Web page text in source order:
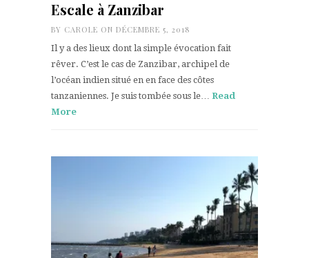
Escale à Zanzibar
BY CAROLE ON DÉCEMBRE 5, 2018
Il y a des lieux dont la simple évocation fait
rêver. C’est le cas de Zanzibar, archipel de
l’océan indien situé en en face des côtes
tanzaniennes. Je suis tombée sous le… Read
More